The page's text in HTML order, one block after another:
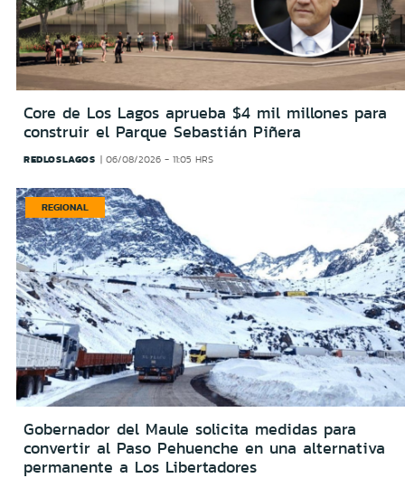
Core de Los Lagos aprueba $4 mil millones para
construir el Parque Sebastián Piñera
REDLOSLAGOS 06/08/2026 - 11:05 HRS
REGIONAL
Gobernador del Maule solicita medidas para
convertir al Paso Pehuenche en una alternativa
permanente a Los Libertadores